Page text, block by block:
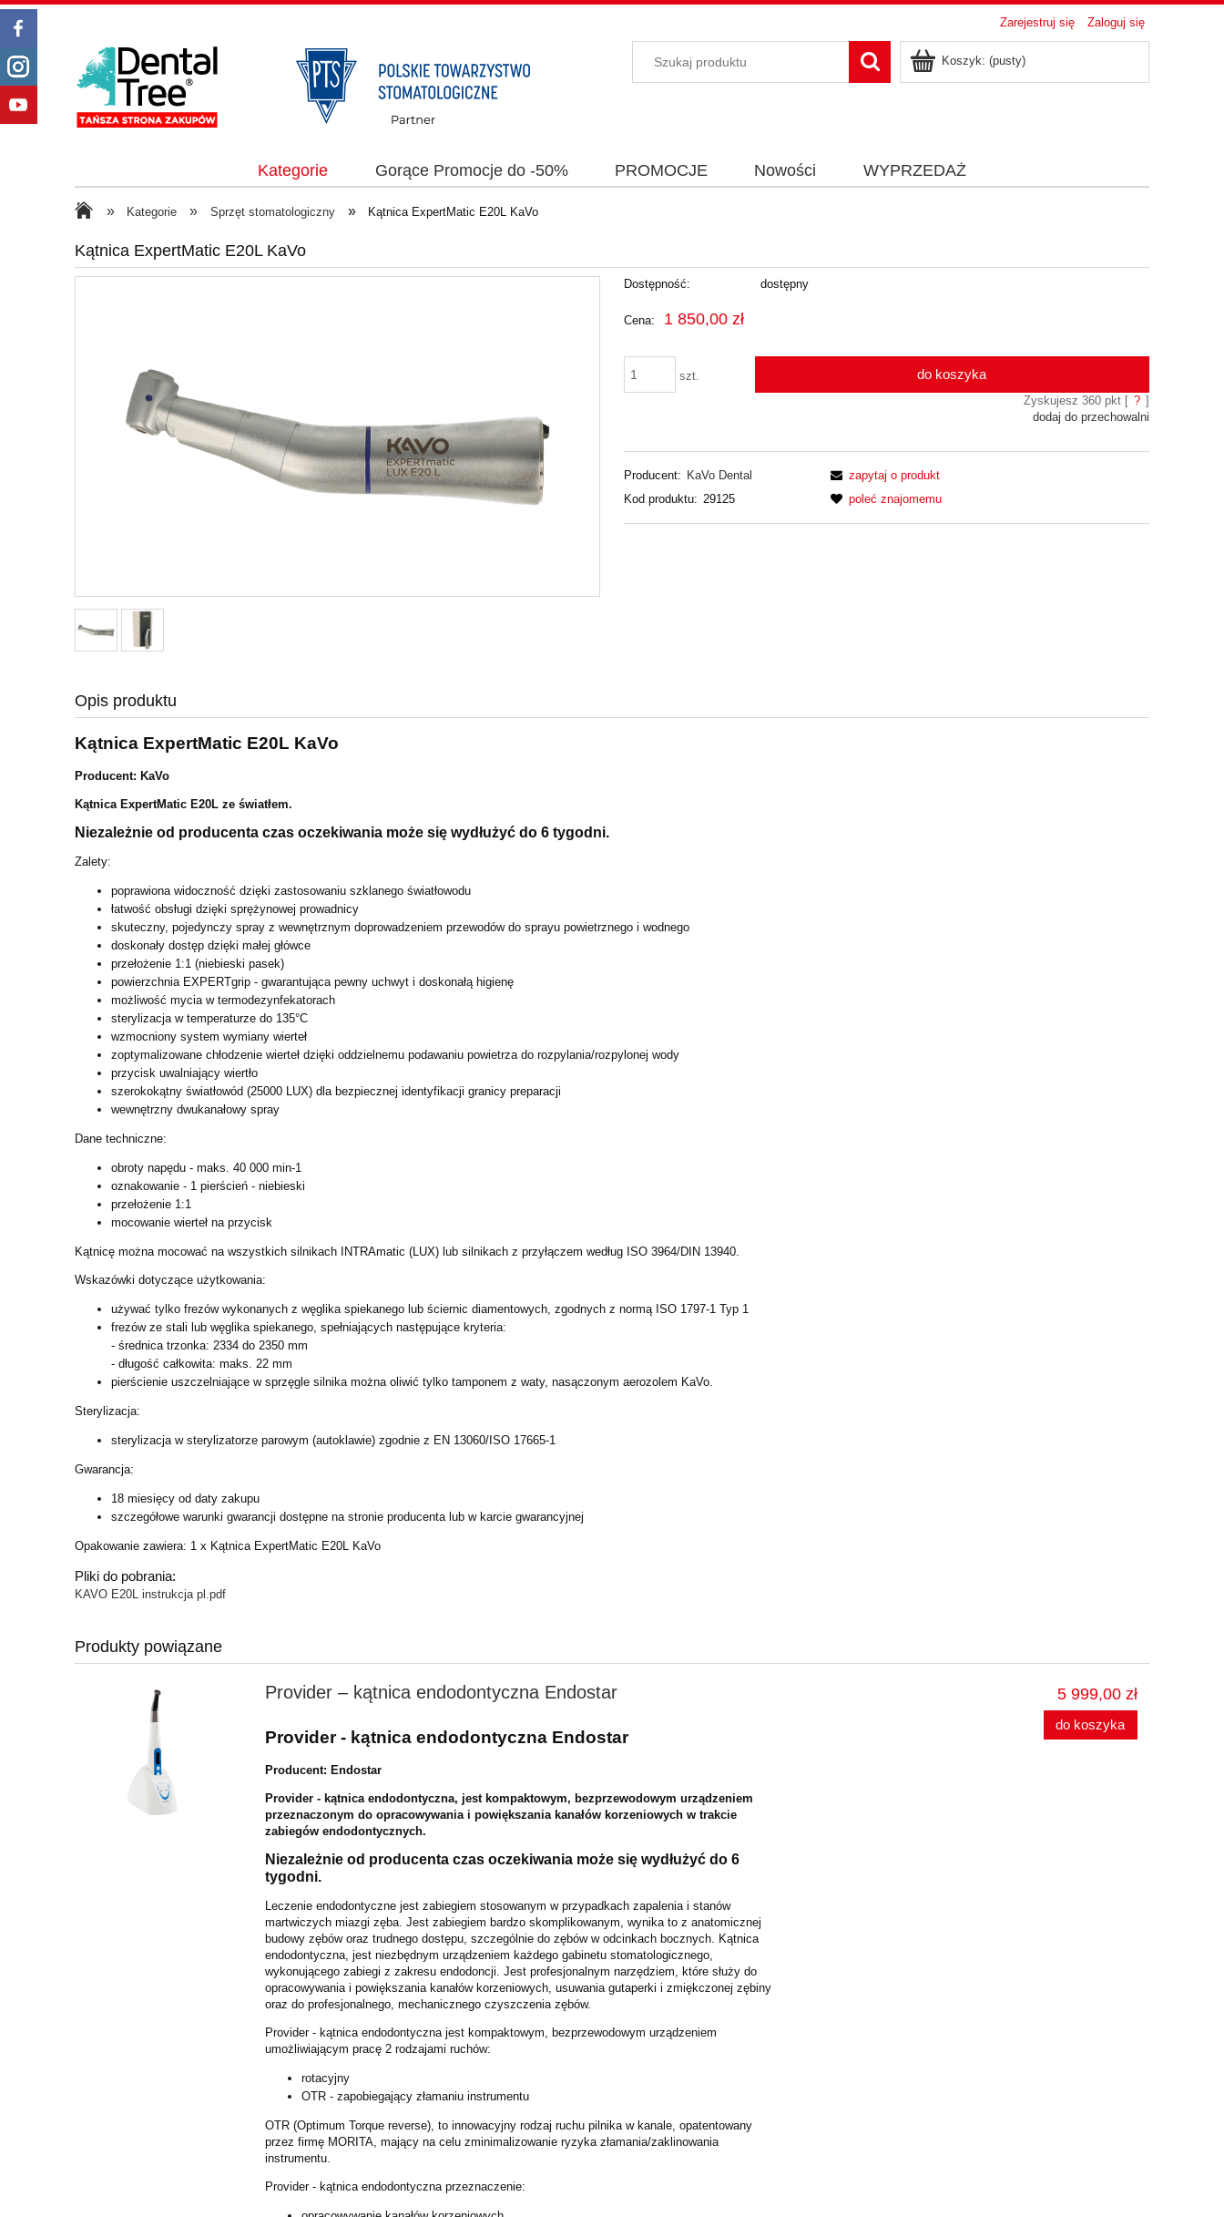
Zarejestruj się Zaloguj się
Koszyk: (pusty)
Kategorie Gorące Promocje do -50% PROMOCJE Nowości WYPRZEDAŻ
» Kategorie » Sprzęt stomatologiczny » Kątnica ExpertMatic E20L KaVo
Kątnica ExpertMatic E20L KaVo
Dostępność: dostępny
Cena: 1 850,00 zł
szt. do koszyka
Zyskujesz 360pkt [ ? ]
dodaj do przechowalni
Producent: KaVo Dental
Kod produktu: 29125
zapytaj o produkt
poleć znajomemu
Opis produktu
Kątnica ExpertMatic E20L KaVo
Producent: KaVo
Kątnica ExpertMatic E20L ze światłem.
Niezależnie od producenta czas oczekiwania może się wydłużyć do 6 tygodni.
Zalety:
poprawiona widoczność dzięki zastosowaniu szklanego światłowodu
łatwość obsługi dzięki sprężynowej prowadnicy
skuteczny, pojedynczy spray z wewnętrznym doprowadzeniem przewodów do sprayu powietrznego i wodnego
doskonały dostęp dzięki małej główce
przełożenie 1:1 (niebieski pasek)
powierzchnia EXPERTgrip - gwarantująca pewny uchwyt i doskonałą higienę
możliwość mycia w termodezynfekatorach
sterylizacja w temperaturze do 135°C
wzmocniony system wymiany wierteł
zoptymalizowane chłodzenie wierteł dzięki oddzielnemu podawaniu powietrza do rozpylania/rozpylonej wody
przycisk uwalniający wiertło
szerokokątny światłowód (25000 LUX) dla bezpiecznej identyfikacji granicy preparacji
wewnętrzny dwukanałowy spray
Dane techniczne:
obroty napędu - maks. 40 000 min-1
oznakowanie - 1 pierścień - niebieski
przełożenie 1:1
mocowanie wierteł na przycisk
Kątnicę można mocować na wszystkich silnikach INTRAmatic (LUX) lub silnikach z przyłączem według ISO 3964/DIN 13940.
Wskazówki dotyczące użytkowania:
używać tylko frezów wykonanych z węglika spiekanego lub ściernic diamentowych, zgodnych z normą ISO 1797-1 Typ 1
frezów ze stali lub węglika spiekanego, spełniających następujące kryteria:
- średnica trzonka: 2334 do 2350 mm
- długość całkowita: maks. 22 mm
pierścienie uszczelniające w sprzęgle silnika można oliwić tylko tamponem z waty, nasączonym aerozolem KaVo.
Sterylizacja:
sterylizacja w sterylizatorze parowym (autoklawie) zgodnie z EN 13060/ISO 17665-1
Gwarancja:
18 miesięcy od daty zakupu
szczegółowe warunki gwarancji dostępne na stronie producenta lub w karcie gwarancyjnej
Opakowanie zawiera: 1 x Kątnica ExpertMatic E20L KaVo
Pliki do pobrania:
KAVO E20L instrukcja pl.pdf
Produkty powiązane
Provider – kątnica endodontyczna Endostar
Provider - kątnica endodontyczna Endostar
Producent: Endostar
Provider - kątnica endodontyczna, jest kompaktowym, bezprzewodowym urządzeniem
przeznaczonym do opracowywania i powiększania kanałów korzeniowych w trakcie
zabiegów endodontycznych.
Niezależnie od producenta czas oczekiwania może się wydłużyć do 6
tygodni.
Leczenie endodontyczne jest zabiegiem stosowanym w przypadkach zapalenia i stanów
martwiczych miazgi zęba. Jest zabiegiem bardzo skomplikowanym, wynika to z anatomicznej
budowy zębów oraz trudnego dostępu, szczególnie do zębów w odcinkach bocznych. Kątnica
endodontyczna, jest niezbędnym urządzeniem każdego gabinetu stomatologicznego,
wykonującego zabiegi z zakresu endodoncji. Jest profesjonalnym narzędziem, które służy do
opracowywania i powiększania kanałów korzeniowych, usuwania gutaperki i zmiękczonej zębiny
oraz do profesjonalnego, mechanicznego czyszczenia zębów.
Provider - kątnica endodontyczna jest kompaktowym, bezprzewodowym urządzeniem
umożliwiającym pracę 2 rodzajami ruchów:
rotacyjny
OTR - zapobiegający złamaniu instrumentu
OTR (Optimum Torque reverse), to innowacyjny rodzaj ruchu pilnika w kanale,opatentowany
przez firmę MORITA, mający na celu zminimalizowanie ryzykazłamania/zaklinowania
instrumentu.
Provider - kątnica endodontyczna przeznaczenie:
5 999,00 zł
do koszyka